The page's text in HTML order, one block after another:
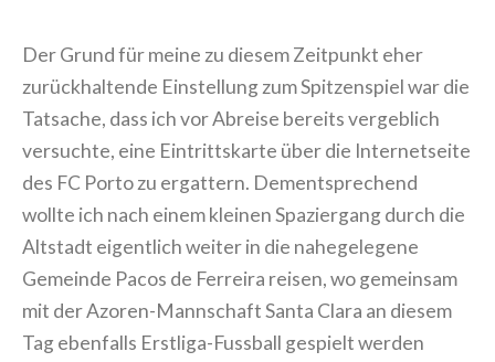
Der Grund für meine zu diesem Zeitpunkt eher
zurückhaltende Einstellung zum Spitzenspiel war die
Tatsache, dass ich vor Abreise bereits vergeblich
versuchte, eine Eintrittskarte über die Internetseite
des FC Porto zu ergattern. Dementsprechend
wollte ich nach einem kleinen Spaziergang durch die
Altstadt eigentlich weiter in die nahegelegene
Gemeinde Pacos de Ferreira reisen, wo gemeinsam
mit der Azoren-Mannschaft Santa Clara an diesem
Tag ebenfalls Erstliga-Fussball gespielt werden